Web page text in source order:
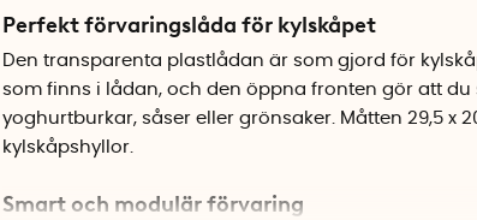
Perfekt förvaringslåda för kylskåpet
Den transparenta plastlådan är som gjord för
som finns i lådan, och den öppna fronten gör att
yoghurtburkar, såser eller grönsaker. Måtten 29,5 x
kylskåpshyllor.
Smart och modulär förvaring